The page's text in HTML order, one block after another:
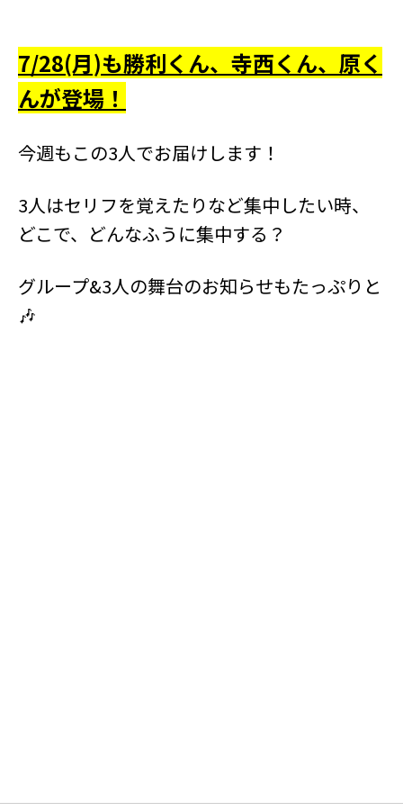
7/28(月)も勝利くん、寺西くん、原く
んが登場！
今週もこの3人でお届けします！
3人はセリフを覚えたりなど集中したい時、
どこで、どんなふうに集中する？
グループ&3人の舞台のお知らせもたっぷりと
🎶